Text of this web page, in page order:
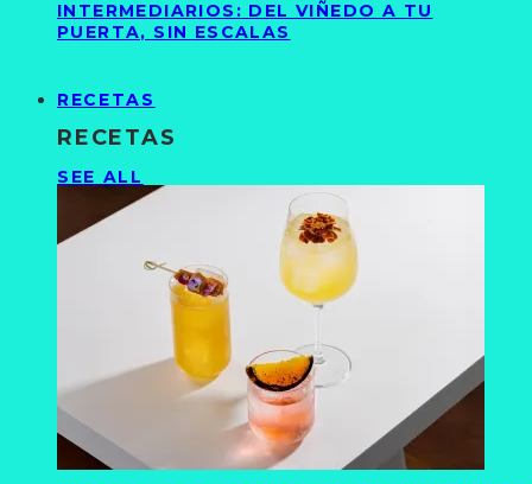
INTERMEDIARIOS: DEL VIÑEDO A TU
PUERTA, SIN ESCALAS
RECETAS
RECETAS
SEE ALL